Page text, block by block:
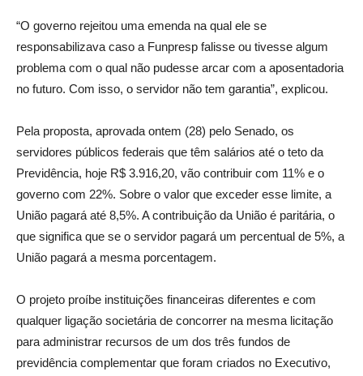
“O governo rejeitou uma emenda na qual ele se
responsabilizava caso a Funpresp falisse ou tivesse algum
problema com o qual não pudesse arcar com a aposentadoria
no futuro. Com isso, o servidor não tem garantia”, explicou.
Pela proposta, aprovada ontem (28) pelo Senado, os
servidores públicos federais que têm salários até o teto da
Previdência, hoje R$ 3.916,20, vão contribuir com 11% e o
governo com 22%. Sobre o valor que exceder esse limite, a
União pagará até 8,5%. A contribuição da União é paritária, o
que significa que se o servidor pagará um percentual de 5%, a
União pagará a mesma porcentagem.
O projeto proíbe instituições financeiras diferentes e com
qualquer ligação societária de concorrer na mesma licitação
para administrar recursos de um dos três fundos de
previdência complementar que foram criados no Executivo,